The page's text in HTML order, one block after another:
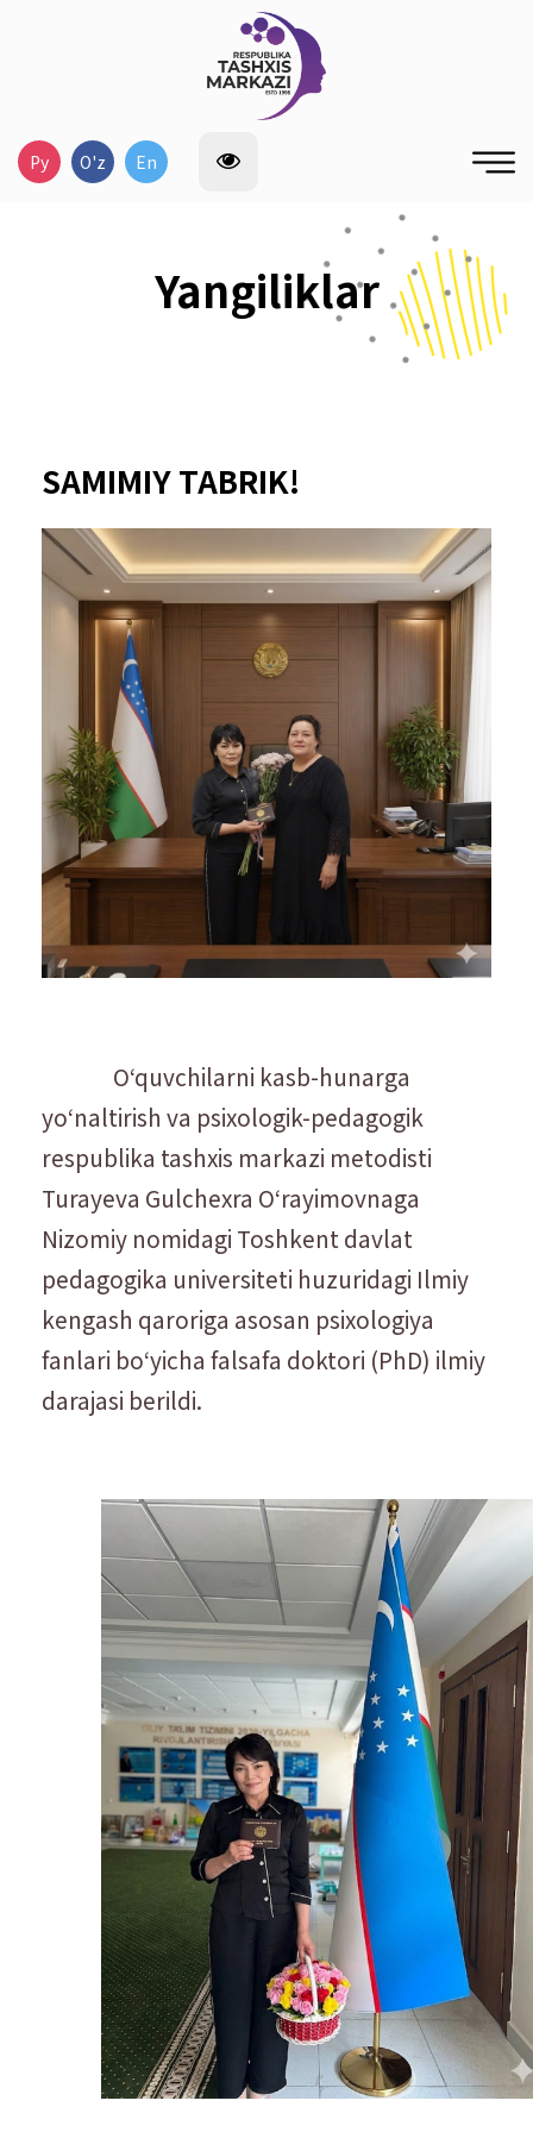
Ру O'z En
Yangiliklar
SAMIMIY TABRIK!
Oʻquvchilarni kasb-hunarga
yoʻnaltirish va psixologik-pedagogik
respublika tashxis markazi metodisti
Turayeva Gulchexra Oʻrayimovnaga
Nizomiy nomidagi Toshkent davlat
pedagogika universiteti huzuridagi Ilmiy
kengash qaroriga asosan psixologiya
fanlari boʻyicha falsafa doktori (PhD) ilmiy
darajasi berildi.